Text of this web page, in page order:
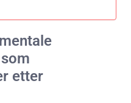
etter